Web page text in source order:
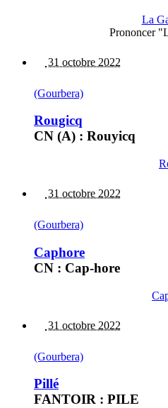
La
Prononcer
31 octobre 2022
(Gourbera)
Rougicq
CN (A) : Rouyicq
31 octobre 2022
(Gourbera)
Caphore
CN : Cap-hore
31 octobre 2022
(Gourbera)
Pillé
FANTOIR : PILE